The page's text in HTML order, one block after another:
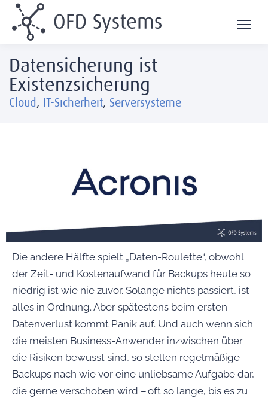
Datensicherung ist
Existenzsicherung
Cloud, IT-Sicherheit, Serversysteme
Die andere Hälfte spielt „Daten-Roulette“, obwohl
der Zeit- und Kostenaufwand für Backups heute so
niedrig ist wie nie zuvor. Solange nichts passiert, ist
alles in Ordnung. Aber spätestens beim ersten
Datenverlust kommt Panik auf. Und auch wenn sich
die meisten Business-Anwender inzwischen über
die Risiken bewusst sind, so stellen regelmäßige
Backups nach wie vor eine unliebsame Aufgabe dar,
die gerne verschoben wird – oft so lange, bis es zu